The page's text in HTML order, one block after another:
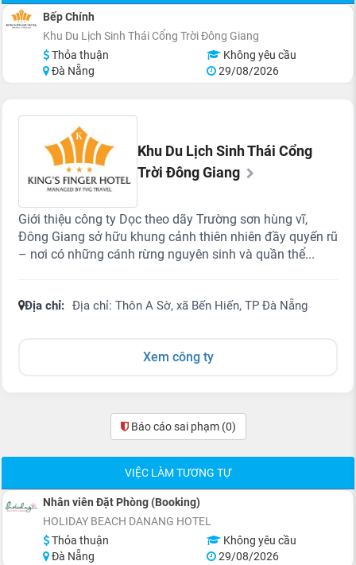
Bếp Chính
Khu Du Lịch Sinh Thái Cổng Trời Đông Giang
Thỏa thuận
Không yêu cầu
Đà Nẵng
29/08/2026
Khu Du Lịch Sinh Thái Cổng
Trời Đông Giang
Giới thiệu công ty Dọc theo dãy Trường sơn hùng vĩ,
Đông Giang sở hữu khung cảnh thiên nhiên đầy quyến rũ
– nơi có những cánh rừng nguyên sinh và quần thể...
Địa chỉ: Địa chỉ: Thôn A Sờ, xã Bến Hiến, TP Đà Nẵng
Xem công ty
Báo cáo sai phạm (0)
VIỆC LÀM TƯƠNG TỰ
Nhân viên Đặt Phòng (Booking)
HOLIDAY BEACH DANANG HOTEL
Thỏa thuận
Không yêu cầu
Đà Nẵng
29/08/2026